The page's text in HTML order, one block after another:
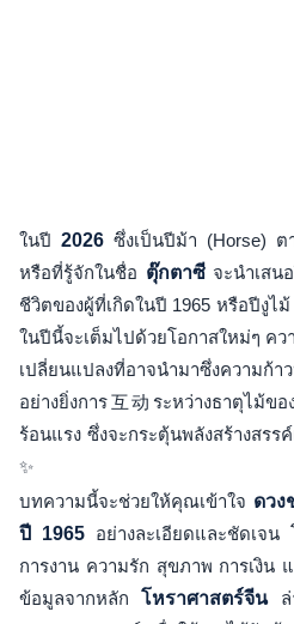
ในปี 2026 ซึ่งเป็นปีม้า (Horse)
หรือที่รู้จักในชื่อ ตุ๊กตาซีจะนำเสน
ชีวิตของผู้ที่เกิดในปี 1965 หรือปีงูไ
ในปีนี้จะเต็มไปด้วยโอกาสใหม่ๆ ค
เปลี่ยนแปลงที่อาจนำมาซึ่งความ
อย่างยิ่งการ互动ระหว่างธาตุไม้ข
ร้อนแรง ซึ่งจะกระตุ้นพลังสร้างสรร
✨
บทความนี้จะช่วยให้คุณเข้าใจ ดวง
ปี 1965 อย่างละเอียดและชัดเจ
การงาน ความรัก สุขภาพ การเงิน
ข้อมูลจากหลักโหราศาสตร์จีนล่า